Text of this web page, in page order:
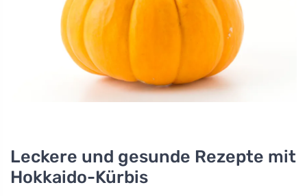
Leckere und gesunde Rezepte mit
Hokkaido-Kürbis